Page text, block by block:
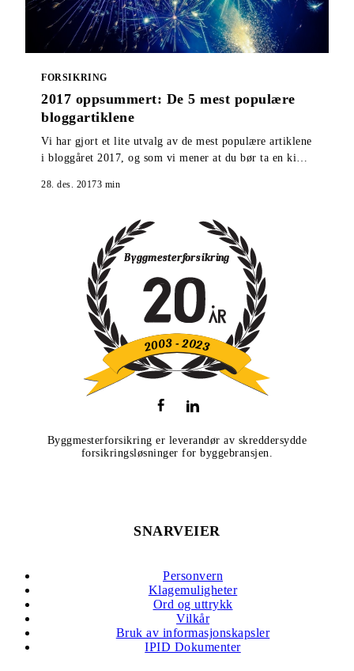
FORSIKRING
2017 oppsummert: De 5 mest populære
bloggartiklene
Vi har gjort et lite utvalg av de mest populære artiklene
i bloggåret 2017, og som vi mener at du bør ta en kikk
28. des. 20173 min
Byggmesterforsikring er leverandør av skreddersydde
forsikringsløsninger for byggebransjen.
SNARVEIER
Personvern
Klagemuligheter
Ord og uttrykk
Vilkår
Bruk av informasjonskapsler
IPID Dokumenter